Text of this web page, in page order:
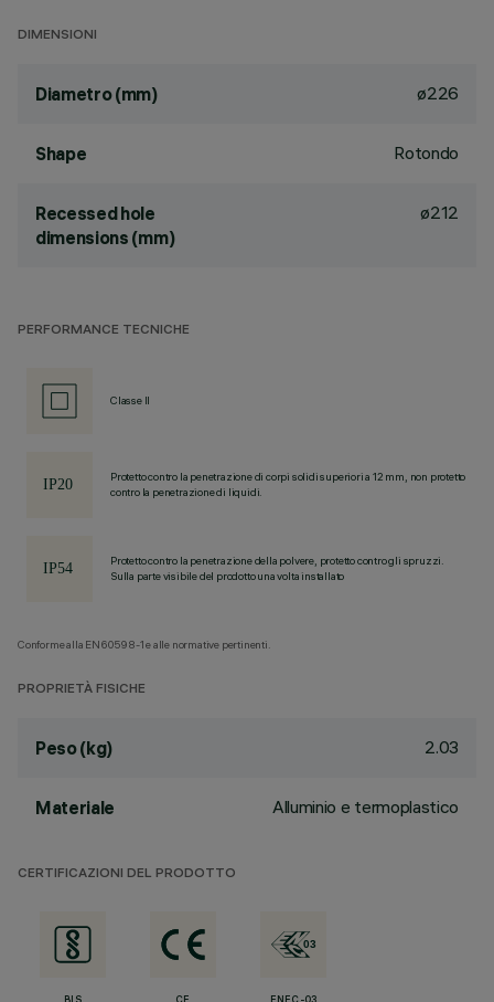
DIMENSIONI
Diametro (mm) ø226
Shape Rotondo
Recessed hole
dimensions (mm)
ø212
PERFORMANCE TECNICHE
Classe II
Protetto contro la penetrazione di corpi solidi superiori a 12 mm, non protetto
contro la penetrazione di liquidi.
Protetto contro la penetrazione della polvere, protetto contro gli spruzzi.
Sulla parte visibile del prodotto una volta installato
Conforme alla EN60598-1 e alle normative pertinenti.
PROPRIETÀ FISICHE
Peso (kg) 2.03
Materiale Alluminio e termoplastico
CERTIFICAZIONI DEL PRODOTTO